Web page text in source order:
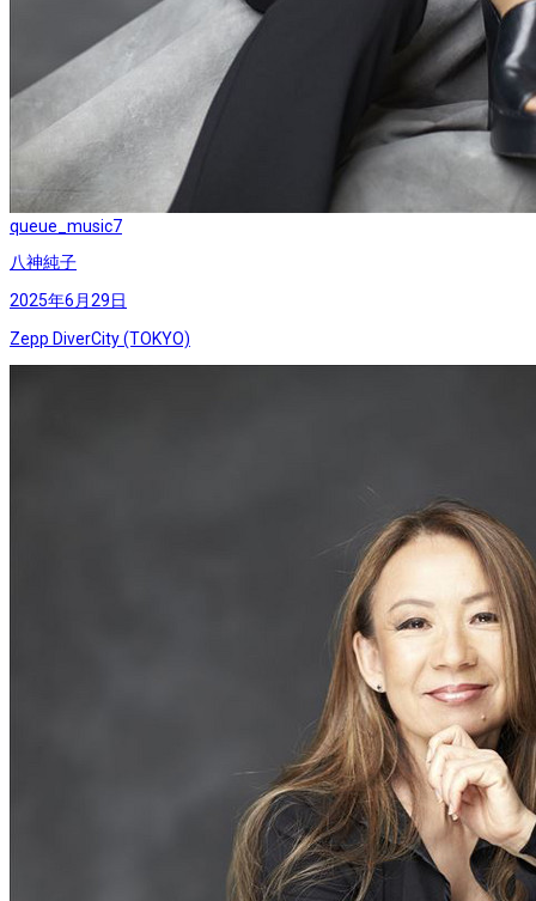
queue_music7
八神純子
2025年6月29日
Zepp DiverCity (TOKYO)